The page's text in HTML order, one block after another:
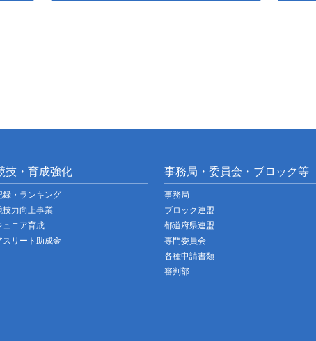
技・育成強化
録・ランキング
技力向上事業
ュニア育成
スリート助成金
事務局・委員会・ブロック等
事務局
ブロック連盟
都道府県連盟
専門委員会
各種申請書類
審判部